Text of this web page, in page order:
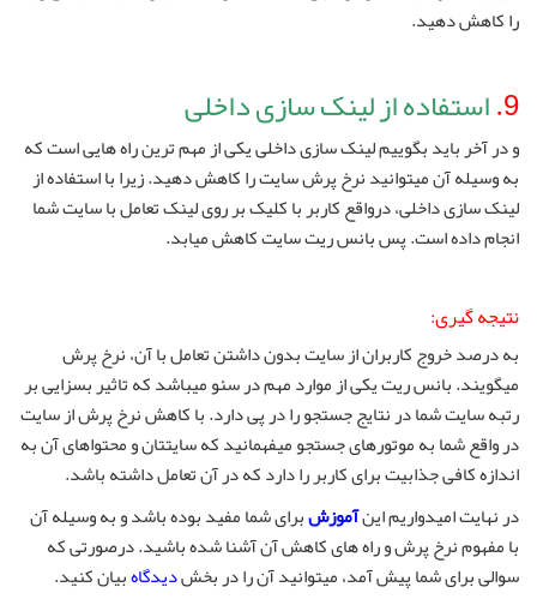
را کاهش دهید.
9. استفاده از لینک سازی داخلی
و در آخر باید بگوییم لینک سازی داخلی یکی از مهم ترین راه هایی است که
به وسیله آن میتوانید نرخ پرش سایت را کاهش دهید. زیرا با استفاده از
لینک سازی داخلی، درواقع کاربر با کلیک بر روی لینک تعامل با سایت شما
انجام داده است. پس بانس ریت سایت کاهش میابد.
نتیجه گیری:
به درصد خروج کاربران از سایت بدون داشتن تعامل با آن، نرخ پرش
میگویند. بانس ریت یکی از موارد مهم در سئو میباشد که تاثیر بسزایی بر
رتبه سایت شما در نتایج جستجو را در پی دارد. با کاهش نرخ پرش از سایت
در واقع شما به موتورهای جستجو میفهمانید که سایتتان و محتواهای آن به
اندازه کافی جذابیت برای کاربر را دارد که در آن تعامل داشته باشد.
در نهایت امیدواریم اینآموزشبرای شما مفید بوده باشد و به وسیله آن
با مفهوم نرخ پرش و راه های کاهش آن آشنا شده باشید. درصورتی که
سوالی برای شما پیش آمد، میتوانید آن را در بخشدیدگاهبیان کنید.